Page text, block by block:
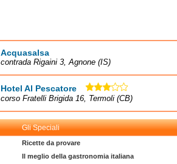
Acquasalsa
contrada Rigaini 3, Agnone (IS)
Hotel Al Pescatore
corso Fratelli Brigida 16, Termoli (CB)
Gli Speciali
Ricette da provare
Il meglio della gastronomia italiana